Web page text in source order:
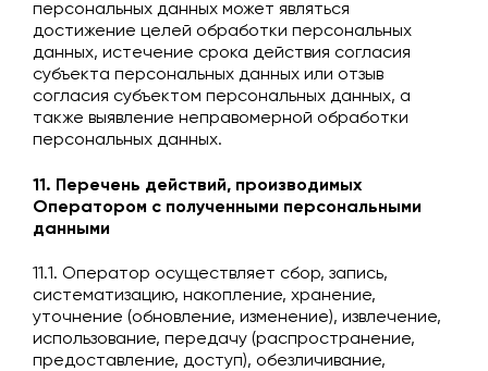
персональных данных может являться
достижение целей обработки персональных
данных, истечение срока действия согласия
субъекта персональных данных или отзыв
согласия субъектом персональных данных, а
также выявление неправомерной обработки
персональных данных.
11. Перечень действий, производимых
Оператором с полученными персональными
данными
11.1. Оператор осуществляет сбор, запись,
систематизацию, накопление, хранение,
уточнение (обновление, изменение), извлечение,
использование, передачу (распространение,
предоставление, доступ), обезличивание,